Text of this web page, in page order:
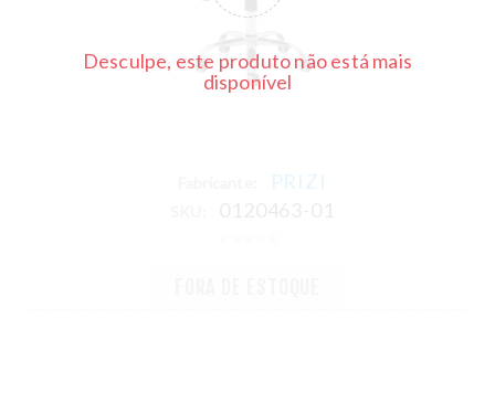
Desculpe, este produto não está mais
disponível
PRIZI